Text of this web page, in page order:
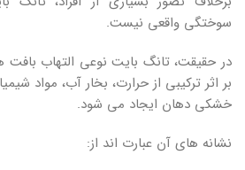
سوختگی واقعی نیست.
در حقیقت، تانگ بایت نوعی التهاب
بر اثر ترکیبی از حرارت، بخار آب، مواد
خشکی دهان ایجاد می شود.
نشانه های آن عبارت اند از: